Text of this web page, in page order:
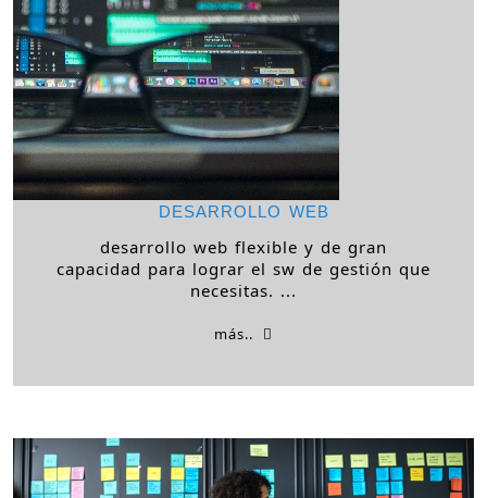
DESARROLLO WEB
desarrollo web flexible y de gran
capacidad para lograr el sw de gestión que
necesitas. ...
más..